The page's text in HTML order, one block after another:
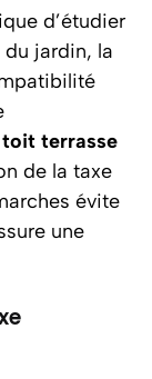
d’étudier
jardin, la
toit terrasse
de la taxe
évite
une